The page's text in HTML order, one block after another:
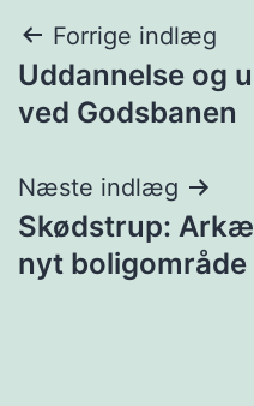
Forrige indlæg
Uddannelse og
ved Godsbanen
Næste indlæg
Skødstrup:
nyt boligområde